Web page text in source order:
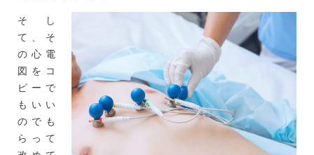
そし
て、そ
の心電
図をコ
ピーで
もいい
のでも
らって